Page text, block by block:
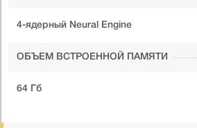
4-ядерный Neural Engine
ОБЪЕМ ВСТРОЕННОЙ ПАМЯТИ
64 Гб